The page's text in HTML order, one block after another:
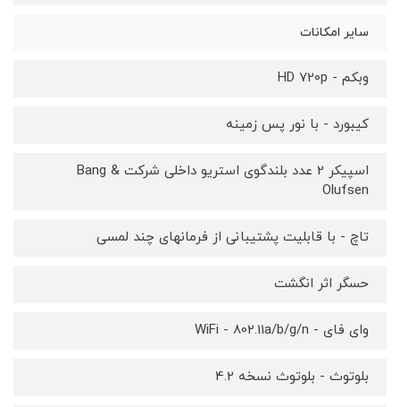
سایر امکانات
وبکم - HD 720p
کیبورد - با نور پس زمینه
اسپیکر 2 عدد بلندگوی استریو داخلی شرکت Bang &
Olufsen
تاچ - با قابلیت پشتیبانی از فرمانهای چند لمسی
حسگر اثر انگشت
وای فای - WiFi - 802.11a/b/g/n
بلوتوث - بلوتوث نسخه 4.2